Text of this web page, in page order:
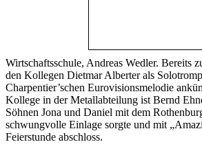
Wirtschaftsschule, Andreas Wedler. Bereits
den Kollegen Dietmar Alberter als
Charpentier’schen Eurovisionsmelodie
Kollege in der Metallabteilung ist Bernd
Söhnen Jona und Daniel mit dem
schwungvolle Einlage sorgte und mit
Feierstunde abschloss.